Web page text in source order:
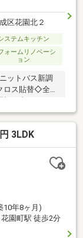
区花園北２
ステムキッチン
ォームリノベーシ
ョン
ットバス新調
ス貼替◇全室
◆ミニキッチン
除も楽々です
てもご検討く
徒歩2分・南
堺線「今船」駅
駅徒歩9分
3LDK
10年8ヶ月)
園町駅 徒歩2分